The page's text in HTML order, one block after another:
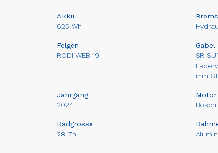
Akku
625 Wh
Felgen
RODI WEB 19
Gabel
SR
mm
Jahrgang
2024
Motor
Radgrösse
28 Zoll